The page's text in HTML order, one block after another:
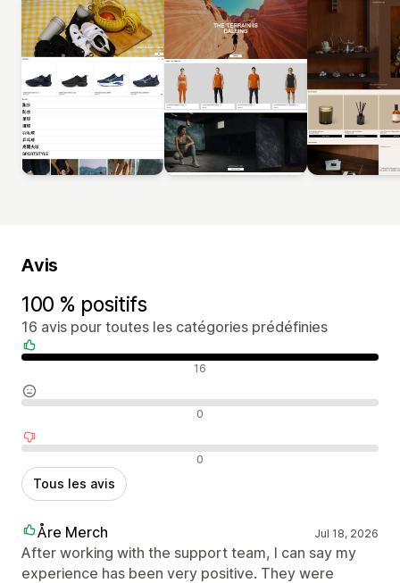
Avis
100 % positifs
16 avis pour toutes les catégories prédéfinies
Avis positifs 16
Avis neutres 0
Avis négatifs 0
Tous les avis
Åre Merch Jul 18, 2026
After working with the support team, I can say my
experience has been very positive. They were